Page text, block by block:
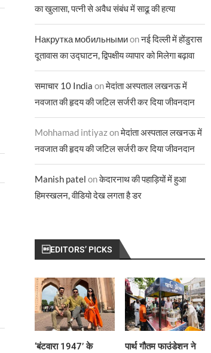
का खुलासा, पत्नी से अवैध संबंध में साढू की हत्या
Накрутка мобильнымиonनई दिल्ली में होंडुरास
दूतावास का उद्घाटन, द्विपक्षीय व्यापार को मिलेगा बढ़ावा
समाचार 10 India onमेदांता अस्पताल लखनऊ में
नवजात की हृदय की जटिल सर्जरी कर दिया जीवनदान
Mohhamad intiyazonमेदांता अस्पताल लखनऊ में
नवजात की हृदय की जटिल सर्जरी कर दिया जीवनदान
Manish patel onकेदारनाथ की पहाड़ियों में हुआ
हिमस्खलन, वीडियो देख लगता है डर
EDITORS’ PICKS
‘बंटवारा 1947’ के
पार्थ गौतम फाउंडेशन ने